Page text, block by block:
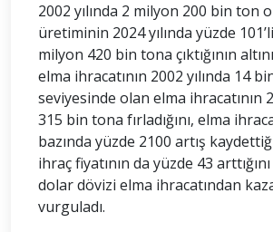
2002 yılında 2 milyon 200 bin ton
üretiminin 2024 yılında yüzde
milyon 420 bin tona çıktığının
elma ihracatının 2002 yılında 14
seviyesinde olan elma ihracatının
315 bin tona fırladığını, elma
bazında yüzde 2100 artış
ihraç fiyatının da yüzde 43
dolar dövizi elma ihracatından
vurguladı.